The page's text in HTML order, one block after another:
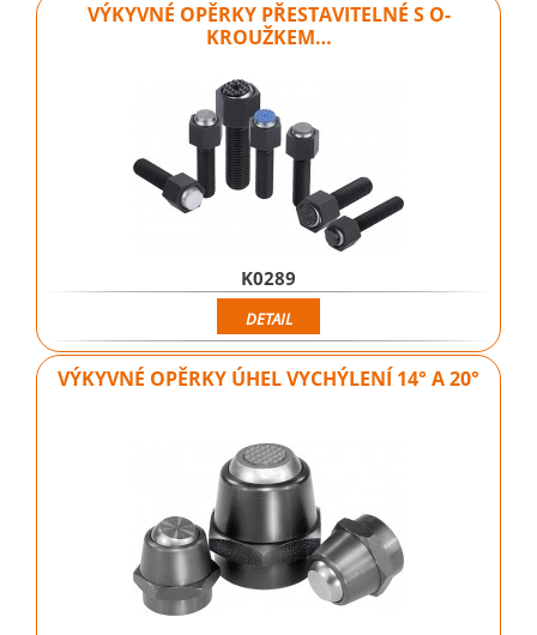
VÝKYVNÉ OPĚRKY PŘESTAVITELNÉ S O-
KROUŽKEM…
K0289
DETAIL
VÝKYVNÉ OPĚRKY ÚHEL VYCHÝLENÍ 14° A 20°